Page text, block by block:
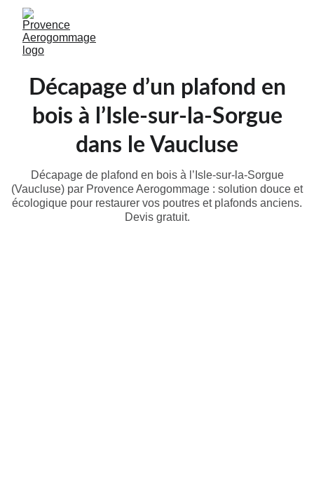
Décapage d’un plafond en
bois à l’Isle-sur-la-Sorgue
dans le Vaucluse
Décapage de plafond en bois à l’Isle-sur-la-Sorgue
(Vaucluse) par Provence Aerogommage : solution douce et
écologique pour restaurer vos poutres et plafonds anciens.
Devis gratuit.